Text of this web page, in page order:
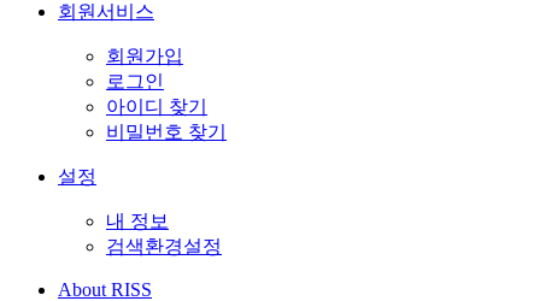
회원서비스
회원가입
로그인
아이디 찾기
비밀번호 찾기
설정
내 정보
검색환경설정
About RISS